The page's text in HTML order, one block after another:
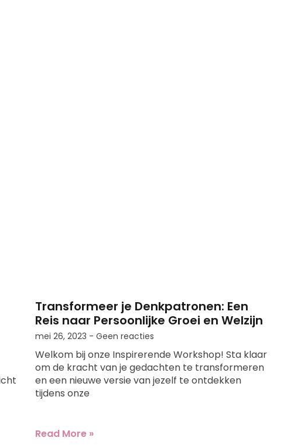
Transformeer je Denkpatronen: Een
Reis naar Persoonlijke Groei en Welzijn
mei 26, 2023 Geen reacties
Welkom bij onze Inspirerende Workshop! Sta klaar
om de kracht van je gedachten te transformeren
en een nieuwe versie van jezelf te ontdekken
tijdens onze
Read More »